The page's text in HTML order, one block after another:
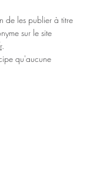
de les publier à titre
sur le site
.
qu'aucune